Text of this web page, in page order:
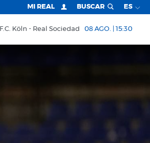
MI REAL BUSCAR ES
F.C. Köln Real Sociedad 08 AGO. | 15:30